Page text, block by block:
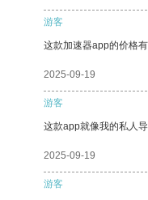
游客
这款加速器app的价格
2025-09-19
游客
这款app就像我的私人
2025-09-19
游客